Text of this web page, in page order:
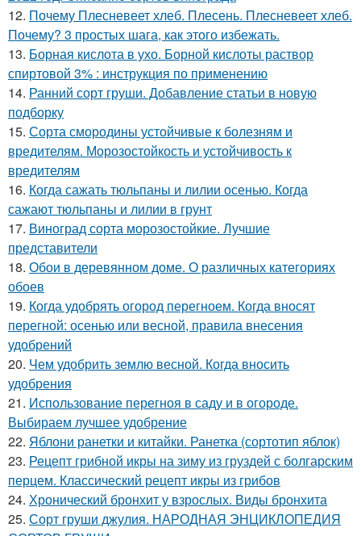
12. Почему Плесневеет хлеб. Плесень. Плесневеет хлеб.
Почему? 3 простых шага, как этого избежать.
13. Борная кислота в ухо. Борной кислоты раствор
спиртовой 3% : инструкция по применению
14. Ранний сорт груши. Добавление статьи в новую
подборку
15. Сорта смородины устойчивые к болезням и
вредителям. Морозостойкость и устойчивость к
вредителям
16. Когда сажать тюльпаны и лилии осенью. Когда
сажают тюльпаны и лилии в грунт
17. Виноград сорта морозостойкие. Лучшие
представители
18. Обои в деревянном доме. О различных категориях
обоев
19. Когда удобрять огород перегноем. Когда вносят
перегной: осенью или весной, правила внесения
удобрений
20. Чем удобрить землю весной. Когда вносить
удобрения
21. Использование перегноя в саду и в огороде.
Выбираем лучшее удобрение
22. Яблони ранетки и китайки. Ранетка (сортотип яблок)
23. Рецепт грибной икры на зиму из груздей с болгарским
перцем. Классический рецепт икры из грибов
24. Хронический бронхит у взрослых. Виды бронхита
25. Сорт груши джулия. НАРОДНАЯ ЭНЦИКЛОПЕДИЯ